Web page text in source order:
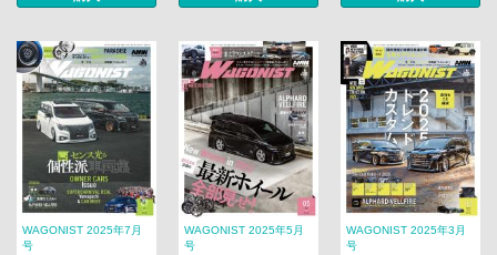
WAGONIST 2025年7月
号
WAGONIST 2025年5月
号
WAGONIST 2025年3月
号